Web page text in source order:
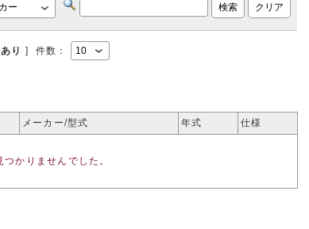
あり ] 件数：
メーカー/型式 年式 仕様
かりませんでした。